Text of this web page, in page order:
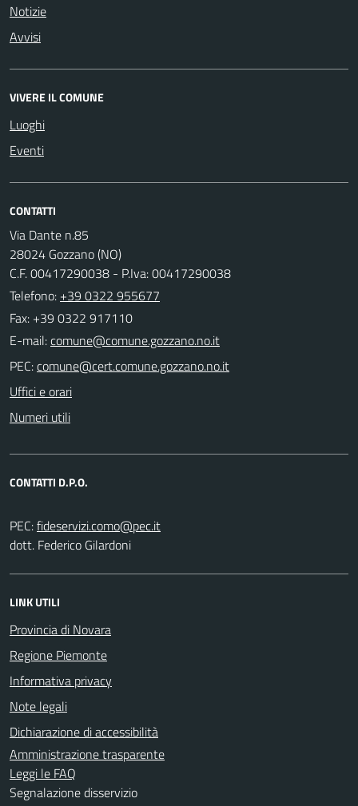
Notizie
Avvisi
VIVERE IL COMUNE
Luoghi
Eventi
CONTATTI
Via Dante n.85
28024 Gozzano (NO)
C.F. 00417290038 - P.Iva: 00417290038
Telefono: +39 0322 955677
Fax: +39 0322 917110
E-mail:
PEC:
Uffici e orari
Numeri utili
CONTATTI D.P.O.
PEC:
dott. Federico Gilardoni
LINK UTILI
Provincia di Novara
Regione Piemonte
Informativa privacy
Note legali
Dichiarazione di accessibilità
Amministrazione trasparente
Leggi le FAQ
Segnalazione disservizio